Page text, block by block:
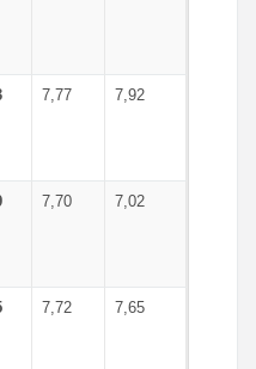
7,77 7,92
7,70 7,02
7,72 7,65